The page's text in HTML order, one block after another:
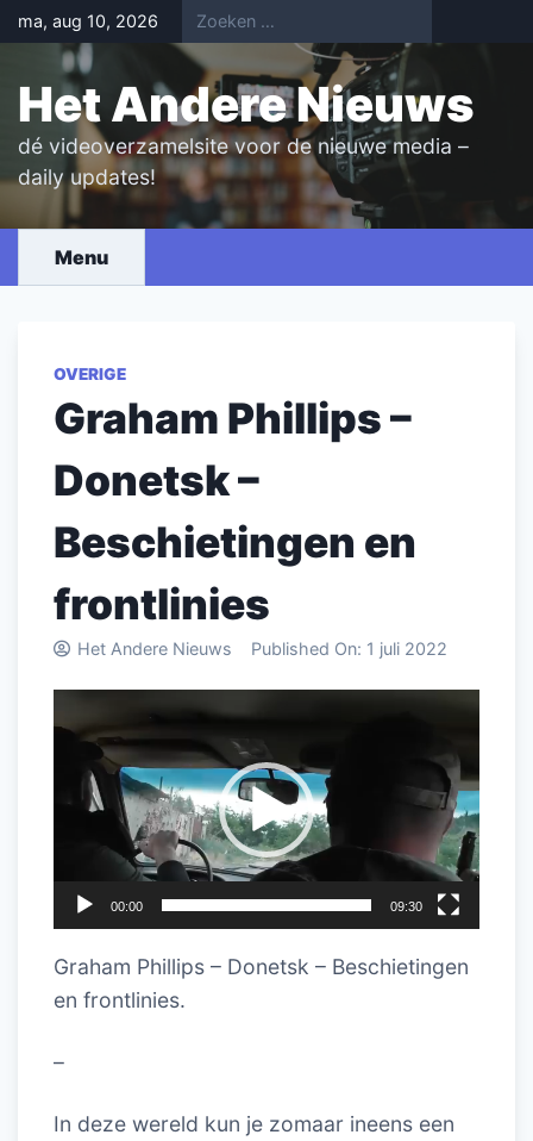
Skip
to
content
ma, aug 10, 2026
Het Andere Nieuws
dé videoverzamelsite voor de nieuwe media –
daily updates!
Menu
OVERIGE
Graham Phillips –
Donetsk –
Beschietingen en
frontlinies
Het Andere Nieuws Published On: 1 juli 2022
00:00 09:30
Graham Phillips – Donetsk – Beschietingen
en frontlinies.
–
In deze wereld kun je zomaar ineens een